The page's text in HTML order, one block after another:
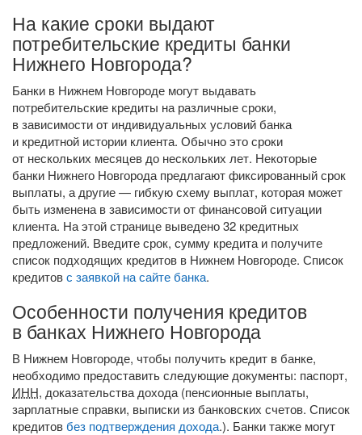
На какие сроки выдают
потребительские кредиты банки
Нижнего Новгорода?
Банки в Нижнем Новгороде могут выдавать
потребительские кредиты на различные сроки,
в зависимости от индивидуальных условий банка
и кредитной истории клиента. Обычно это сроки
от нескольких месяцев до нескольких лет. Некоторые
банки Нижнего Новгорода предлагают фиксированный срок
выплаты, а другие — гибкую схему выплат, которая может
быть изменена в зависимости от финансовой ситуации
клиента. На этой странице выведено 32 кредитных
предложений. Введите срок, сумму кредита и получите
список подходящих кредитов в Нижнем Новгороде. Список
кредитовс заявкой на сайте банка.
Особенности получения кредитов
в банках Нижнего Новгорода
В Нижнем Новгороде, чтобы получить кредит в банке,
необходимо предоставить следующие документы: паспорт,
ИНН, доказательства дохода (пенсионные выплаты,
зарплатные справки, выписки из банковских счетов. Список
кредитовбез подтверждения дохода.). Банки также могут